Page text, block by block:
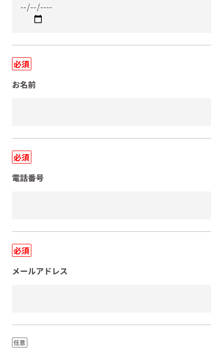
必須
お名前
必須
電話番号
必須
メールアドレス
任意